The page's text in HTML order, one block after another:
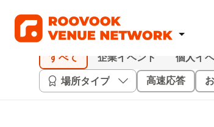
すべて 企業イベント 個人イ
場所タイプ
高速応答